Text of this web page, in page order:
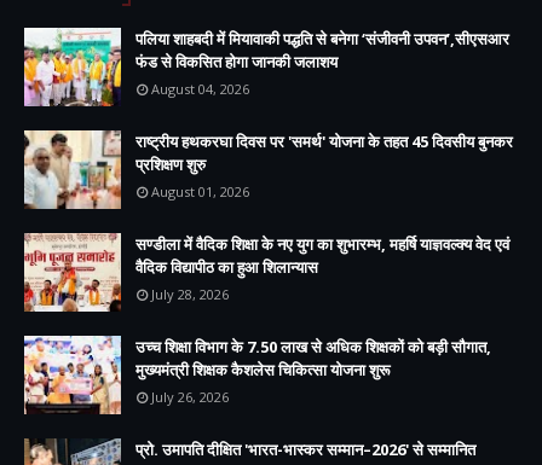
पलिया शाहबदी में मियावाकी पद्धति से बनेगा ‘संजीवनी उपवन’,सीएसआर
फंड से विकसित होगा जानकी जलाशय
August 04, 2026
राष्ट्रीय हथकरघा दिवस पर 'समर्थ' योजना के तहत 45 दिवसीय बुनकर
प्रशिक्षण शुरु
August 01, 2026
सण्डीला में वैदिक शिक्षा के नए युग का शुभारम्भ, महर्षि याज्ञवल्क्य वेद एवं
वैदिक विद्यापीठ का हुआ शिलान्यास
July 28, 2026
उच्च शिक्षा विभाग के 7.50 लाख से अधिक शिक्षकों को बड़ी सौगात,
मुख्यमंत्री शिक्षक कैशलेस चिकित्सा योजना शुरू
July 26, 2026
प्रो. उमापति दीक्षित 'भारत-भास्कर सम्मान–2026' से सम्मानित